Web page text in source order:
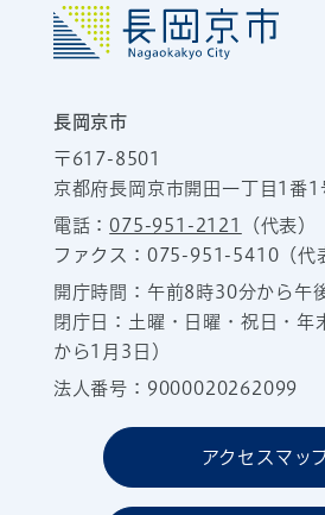
長岡京市
〒617-8501
京都府長岡京市開田一丁目1番1
電話：075-951-2121
（代表）
ファクス：075-951-5410（代
開庁時間：午前8時30分から
閉庁日：土曜・日曜・祝日・年
から1月3日）
法人番号：9000020262099
アクセスマッ